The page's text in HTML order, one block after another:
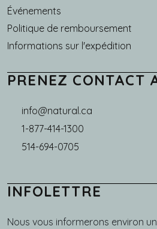
Événements
Politique de remboursement
Informations sur l'expédition
PRENEZ CONTACT
info@natural.ca
1-877-414-1300
514-694-0705
INFOLETTRE
Nous vous informerons environ